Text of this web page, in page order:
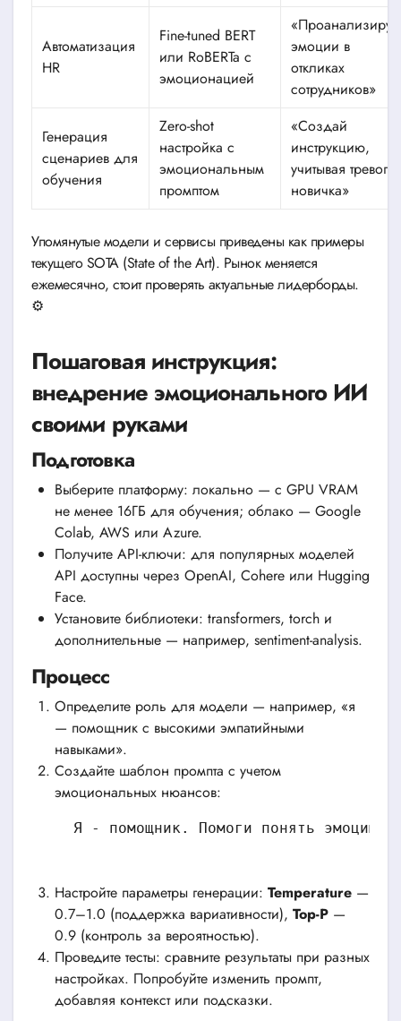
Автоматизация
HR
Fine-tuned BERT
или RoBERTa с
эмоционацией
«Проанализируй
эмоции в
откликах
сотрудников»
Генерация
сценариев для
обучения
Zero-shot
настройка с
эмоциональным
промптом
«Создай
инструкцию,
учитывая тревогу
новичка»
Упомянутые модели и сервисы приведены как примеры
текущего SOTA (State of the Art). Рынок меняется
ежемесячно, стоит проверять актуальные лидерборды.
⚙️
Пошаговая инструкция:
внедрение эмоционального ИИ
своими руками
Подготовка
Выберите платформу: локально — с GPU VRAM
не менее 16ГБ для обучения; облако — Google
Colab, AWS или Azure.
Получите API-ключи: для популярных моделей
API доступны через OpenAI, Cohere или Hugging
Face.
Установите библиотеки: transformers, torch и
дополнительные — например, sentiment-analysis.
Процесс
Определите роль для модели — например, «я
— помощник с высокими эмпатийными
навыками».
Создайте шаблон промпта с учетом
эмоциональных нюансов:
Я - помощник. Помоги понять эмоцию
Настройте параметры генерации: Temperature—
0.7–1.0 (поддержка вариативности), Top-P—
0.9 (контроль за вероятностью).
Проведите тесты: сравните результаты при разных
настройках. Попробуйте изменить промпт,
добавляя контекст или подсказки.